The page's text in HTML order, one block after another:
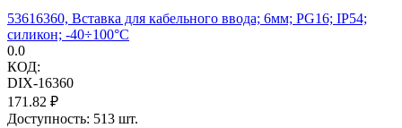
53616360, Вставка для кабельного ввода; 6мм; PG16; IP54;
силикон; -40÷100°C
0.0
КОД:
DIX-16360
171.82 ₽
Доступность: 513 шт.